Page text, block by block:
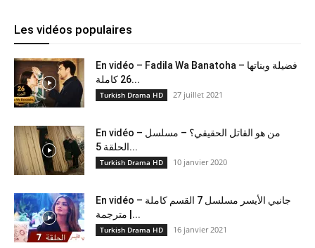
Les vidéos populaires
En vidéo – Fadila Wa Banatoha – فضيلة وبناتها
26 كاملة...
Turkish Drama HD 27 juillet 2021
En vidéo – من هو القاتل الحقيقي؟ – مسلسل
الحلقة 5...
Turkish Drama HD 10 janvier 2020
En vidéo – جانبي الأيسر مسلسل 7 القسم كاملة
مترجمة |...
Turkish Drama HD 16 janvier 2021